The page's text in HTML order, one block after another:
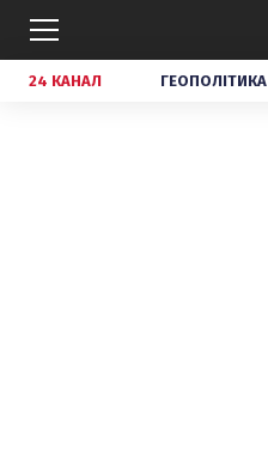
24 КАНАЛ ГЕОПОЛІТИКА